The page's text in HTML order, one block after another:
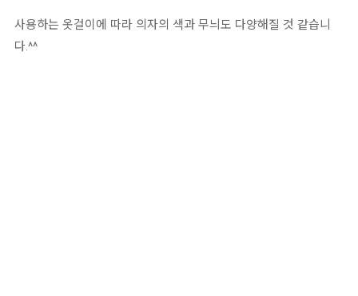
사용하는 옷걸이에 따라 의자의 색과 무늬도 다양해질 것 같습니
다.^^